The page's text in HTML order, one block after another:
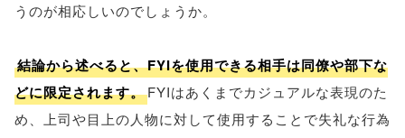
うのが相応しいのでしょうか。
結論から述べると、FYIを使用できる相手は同僚や部下な
どに限定されます。FYIはあくまでカジュアルな表現のた
め、上司や目上の人物に対して使用することで失礼な行為